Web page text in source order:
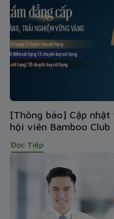
[Thông báo] Cập
hội viên Bamboo Club
Đọc Tiếp